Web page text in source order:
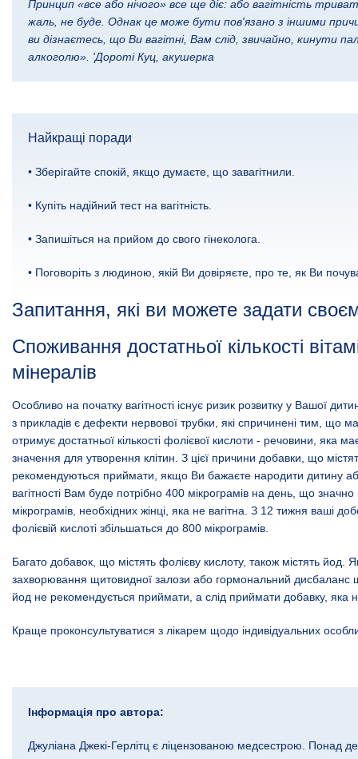
Принцип «все або нічого» все ще діє: або вагітність
жаль, не буде. Однак це може бути пов'язано з іншими
ви дізнаєтесь, що Ви вагітні, Вам слід, звичайно, кинути
алкоголю». 'Дороті Куц, акушерка
Найкращі поради
• Зберігайте спокій, якщо думаєте, що завагітнили.
• Купіть надійний тест на вагітність.
• Запишіться на прийом до свого гінеколога.
• Поговоріть з людиною, якій Ви довіряєте, про те, як Ви
Запитання, які ви можете задати
Споживання достатньої кількості
мінералів
Особливо на початку вагітності існує ризик розвитку у Вашої
з прикладів є дефекти нервової трубки, які спричинені тим, що
отримує достатньої кількості фолієвої кислоти - речовини, яка
значення для утворення клітин. З цієї причини добавки, що
рекомендуються приймати, якщо Ви бажаєте народити дитину
вагітності Вам буде потрібно 400 мікрограмів на день, що
мікрограмів, необхідних жінці, яка не вагітна. З 12 тижня ваші
фолієвій кислоті збільшаться до 800 мікрограмів.
Багато добавок, що містять фолієву кислоту, також містять йод.
захворювання щитовидної залози або гормональний дисбаланс
йод не рекомендується приймати, а слід приймати добавку, яка
Краще проконсультуватися з лікарем щодо індивідуальних
Інформація про автора:
Джуліана Джекі-Герлітц є ліцензованою медсестрою. Понад